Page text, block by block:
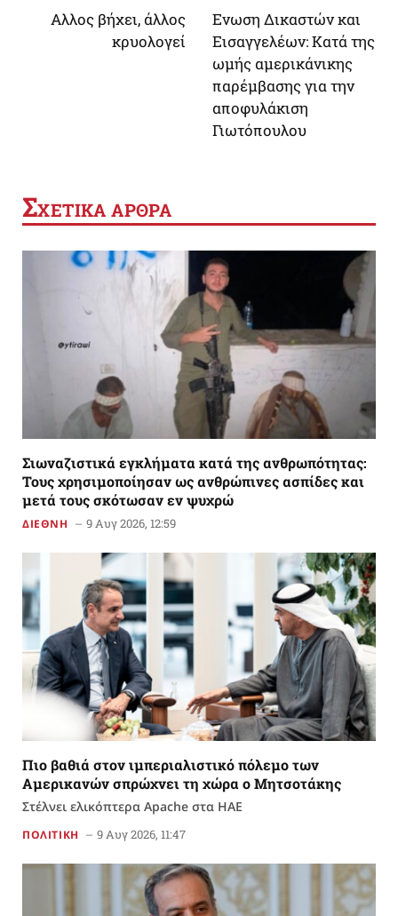
Αλλος βήχει, άλλος
κρυολογεί
Ενωση Δικαστών και
Εισαγγελέων: Κατά της
ωμής αμερικάνικης
παρέμβασης για την
αποφυλάκιση
Γιωτόπουλου
ΣΧΕΤΙΚΑ ΑΡΘΡΑ
Σιωναζιστικά εγκλήματα κατά της ανθρωπότητας:
Τους χρησιμοποίησαν ως ανθρώπινες ασπίδες και
μετά τους σκότωσαν εν ψυχρώ
ΔΙΕΘΝΗ 9 Αυγ 2026, 12:59
Πιο βαθιά στον ιμπεριαλιστικό πόλεμο των
Αμερικανών σπρώχνει τη χώρα ο Μητσοτάκης
Στέλνει ελικόπτερα Apache στα ΗΑΕ
ΠΟΛΙΤΙΚΗ 9 Αυγ 2026, 11:47